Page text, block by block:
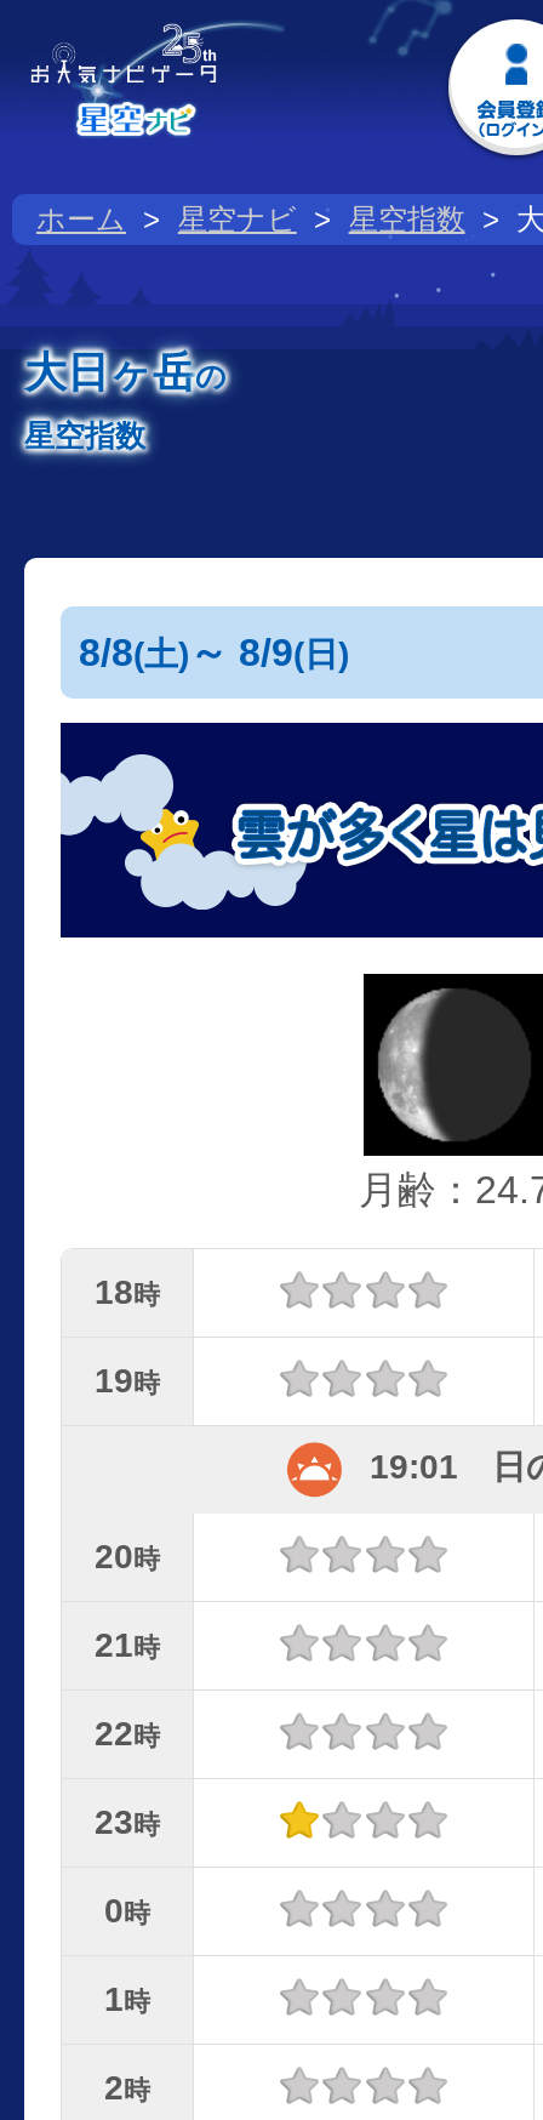
ホーム 星空ナビ 星空指数
大日ヶ岳の
星空指数
8/8(土) ～ 8/9(日)
月齢：
18時
19時
19:01 日
20時
21時
22時
23時
0時
1時
2時